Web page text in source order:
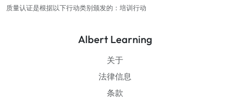
质量认证是根据以下行动类别颁发的：培训行动
Albert Learning
关于
法律信息
条款